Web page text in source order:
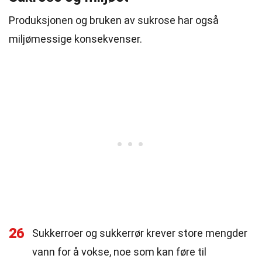
Produksjonen og bruken av sukrose har også
miljømessige konsekvenser.
26
Sukkerroer og sukkerrør krever store mengder
vann for å vokse, noe som kan føre til